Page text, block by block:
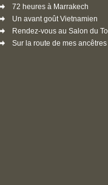
72 heures à Marrakech
Un avant goût Vietnamien
Rendez-vous au Salon du
Sur la route de mes ancêtres